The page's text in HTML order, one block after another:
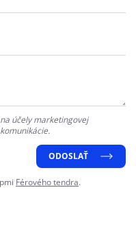
na účely marketingovej
komunikácie.
ODOSLAŤ
Férového tendra.